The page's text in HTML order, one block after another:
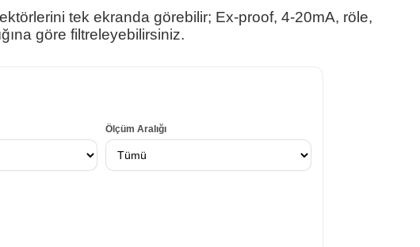
tek ekranda görebilir; Ex-proof, 4-20mA, röle,
göre filtreleyebilirsiniz.
Ölçüm Aralığı